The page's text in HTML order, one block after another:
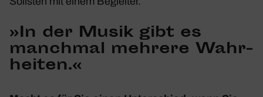
»In der Musik gibt es
manchmal mehrere Wahr­
heiten.«